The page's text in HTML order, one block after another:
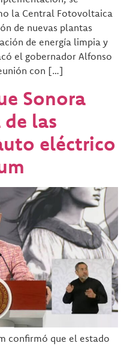
la Central Fotovoltaica
de nuevas plantas
de energía limpia y
el gobernador Alfonso
con […]
Sonora
de las
eléctrico
confirmó que el estado